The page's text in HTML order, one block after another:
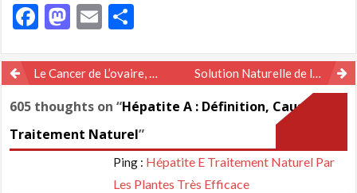
Facebook
Mastodon
Email
Navigation
de
l’article
Le Cancer de L’ovaire, Définition, Causes et Traitement Naturel Solution Naturelle de l’Ulcère : Définition, Causes et Traitement Naturel
605 thoughts on “Hépatite A : Définition, Causes et
Traitement Naturel”
Ping : Hépatite E Traitement Naturel Par
Les Plantes Très Efficace